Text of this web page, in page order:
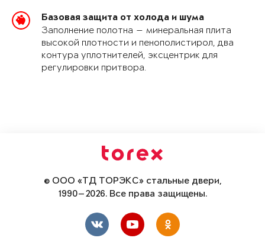
Базовая защита от холода и шума
Заполнение полотна — минеральная плита
высокой плотности и пенополистирол, два
контура уплотнителей, эксцентрик для
регулировки притвора.
© ООО «ТД ТОРЭКС» стальные двери,
1990—2026. Все права защищены.